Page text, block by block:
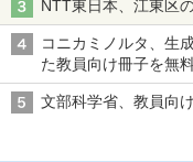
NTT東日本、江東区
コニカミノルタ、生
た教員向け冊子を無
文部科学省、教員向